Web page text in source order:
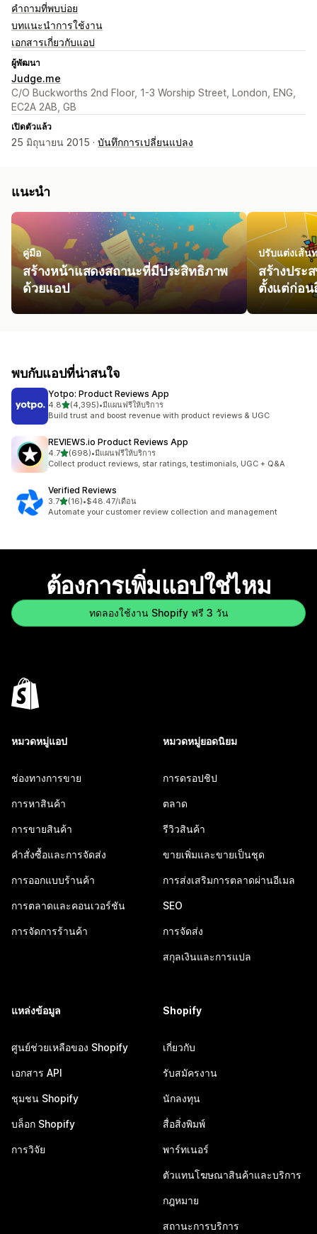
คำถามที่พบบ่อย
บทแนะนำการใช้งาน
เอกสารเกี่ยวกับแอป
ผู้พัฒนา
Judge.me
C/O Buckworths 2nd Floor, 1-3 Worship Street, London, ENG,
EC2A 2AB, GB
เปิดตัวแล้ว
25 มิถุนายน 2015 · บันทึกการเปลี่ยนแปลง
แนะนำ
คู่มือ
สร้างหน้าแสดงสถานะที่มีประสิทธิภาพ
ด้วยแอป
ปรับแต่งเส้น
สร้างประ
ตั้งแต่ก่อน
พบกับแอปที่น่าสนใจ
Yotpo: Product Reviews App
4.8เต็ม 5 ดาว
(4,395)
ทั้งหมด 4395 รีวิว
•มีแผนฟรีให้บริการ
Build trust and boost revenue with product reviews & UGC
REVIEWS.io Product Reviews App
4.7เต็ม 5 ดาว
(698)
ทั้งหมด 698 รีวิว
•มีแผนฟรีให้บริการ
Collect product reviews, star ratings, testimonials, UGC + Q&A
Verified Reviews
3.7เต็ม 5 ดาว
(16)
ทั้งหมด 16 รีวิว
•$48.47/เดือน
Automate your customer review collection and management
ต้องการเพิ่มแอปใช่ไหม
ทดลองใช้งาน Shopify ฟรี 3 วัน
หมวดหมู่แอป
ช่องทางการขาย
การหาสินค้า
การขายสินค้า
คำสั่งซื้อและการจัดส่ง
การออกแบบร้านค้า
การตลาดและคอนเวอร์ชัน
การจัดการร้านค้า
หมวดหมู่ยอดนิยม
การดรอปชิป
ตลาด
รีวิวสินค้า
ขายเพิ่มและขายเป็นชุด
การส่งเสริมการตลาดผ่านอีเมล
SEO
การจัดส่ง
สกุลเงินและการแปล
แหล่งข้อมูล
ศูนย์ช่วยเหลือของ Shopify
เอกสาร API
ชุมชน Shopify
บล็อก Shopify
การวิจัย
Shopify
เกี่ยวกับ
รับสมัครงาน
นักลงทุน
สื่อสิ่งพิมพ์
พาร์ทเนอร์
ตัวแทนโฆษณาสินค้าและบริการ
กฎหมาย
สถานะการบริการ